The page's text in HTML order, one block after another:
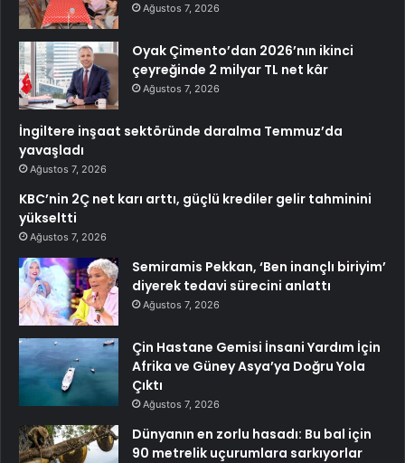
Ağustos 7, 2026
Oyak Çimento’dan 2026’nın ikinci
çeyreğinde 2 milyar TL net kâr
Ağustos 7, 2026
İngiltere inşaat sektöründe daralma Temmuz’da
yavaşladı
Ağustos 7, 2026
KBC’nin 2Ç net karı arttı, güçlü krediler gelir tahminini
yükseltti
Ağustos 7, 2026
Semiramis Pekkan, ‘Ben inançlı biriyim’
diyerek tedavi sürecini anlattı
Ağustos 7, 2026
Çin Hastane Gemisi İnsani Yardım İçin
Afrika ve Güney Asya’ya Doğru Yola
Çıktı
Ağustos 7, 2026
Dünyanın en zorlu hasadı: Bu bal için
90 metrelik uçurumlara sarkıyorlar